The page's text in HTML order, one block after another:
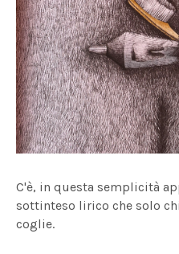
C'è, in questa semplicità
sottinteso lirico che solo
coglie.